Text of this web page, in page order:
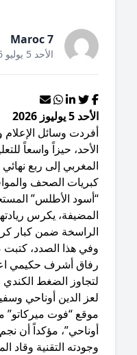
Maroc 7
الأحد 5 يوليو 2026 - 14:16
وسائل الإعلام و الصحافة
حيزاً واسعاً للتعليق على
الصحف والمواقع
الأطلس” المستحق على
يكرس ريادتهم
ضمن كبار كرة القدم
هذا الصدد، كتبت صحيفة
أشرف حكيمي اعتمدوا على
الضغط الكندي العالي،
الدين أوناحي وسفيان
“فوت ميركاتو” مقاله بـ
مؤكداً أن نجم وسط
التقنية وقاد المباراة